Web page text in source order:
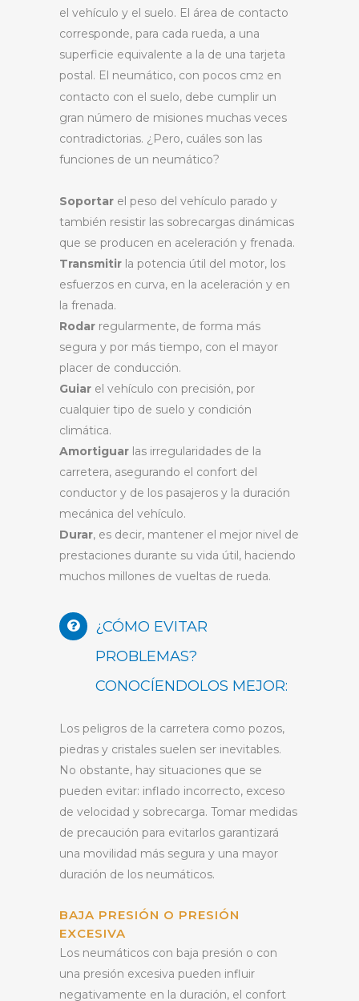
el vehículo y el suelo. El área de contacto
corresponde, para cada rueda, a una
superficie equivalente a la de una tarjeta
postal. El neumático, con pocos cm2 en
contacto con el suelo, debe cumplir un
gran número de misiones muchas veces
contradictorias. ¿Pero, cuáles son las
funciones de un neumático?
Soportar el peso del vehículo parado y
también resistir las sobrecargas dinámicas
que se producen en aceleración y frenada.
Transmitir la potencia útil del motor, los
esfuerzos en curva, en la aceleración y en
la frenada.
Rodar regularmente, de forma más
segura y por más tiempo, con el mayor
placer de conducción.
Guiar el vehículo con precisión, por
cualquier tipo de suelo y condición
climática.
Amortiguar las irregularidades de la
carretera, asegurando el confort del
conductor y de los pasajeros y la duración
mecánica del vehículo.
Durar, es decir, mantener el mejor nivel de
prestaciones durante su vida útil, haciendo
muchos millones de vueltas de rueda.
¿CÓMO EVITAR
PROBLEMAS?
CONOCÍENDOLOS MEJOR:
Los peligros de la carretera como pozos,
piedras y cristales suelen ser inevitables.
No obstante, hay situaciones que se
pueden evitar: inflado incorrecto, exceso
de velocidad y sobrecarga. Tomar medidas
de precaución para evitarlos garantizará
una movilidad más segura y una mayor
duración de los neumáticos.
BAJA PRESIÓN O PRESIÓN
EXCESIVA
Los neumáticos con baja presión o con
una presión excesiva pueden influir
negativamente en la duración, el confort